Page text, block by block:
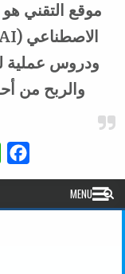
موقع التقني
ودروس عملية
والربح من
MENU